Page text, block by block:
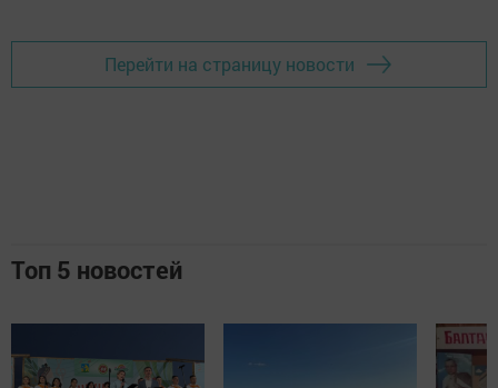
Перейти на страницу новости
Топ 5 новостей